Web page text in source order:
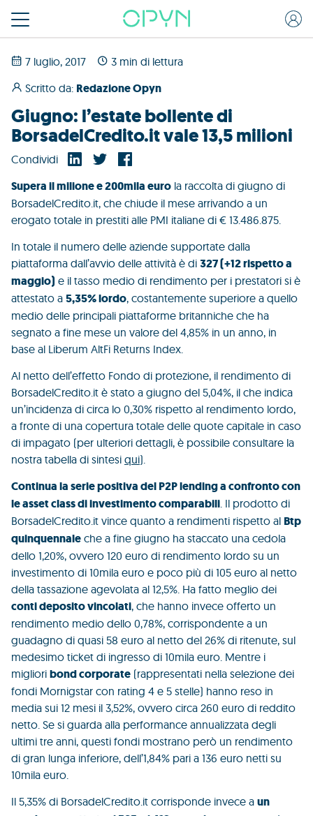
7 luglio, 2017
3 min di lettura
Scritto da: Redazione Opyn
Giugno: l’estate bollente di
BorsadelCredito.it vale 13,5 milioni
Condividi
Supera il milione e 200mila euro la raccolta di giugno di
BorsadelCredito.it, che chiude il mese arrivando a un
erogato totale in prestiti alle PMI italiane di € 13.486.875.
In totale il numero delle aziende supportate dalla
piattaforma dall’avvio delle attività è di 327 (+12 rispetto a
maggio) e il tasso medio di rendimento per i prestatori si è
attestato a 5,35% lordo, costantemente superiore a quello
medio delle principali piattaforme britanniche che ha
segnato a fine mese un valore del 4,85% in un anno, in
base al Liberum AltFi Returns Index.
Al netto dell’effetto Fondo di protezione, il rendimento di
BorsadelCredito.it è stato a giugno del 5,04%, il che indica
un’incidenza di circa lo 0,30% rispetto al rendimento lordo,
a fronte di una copertura totale delle quote capitale in caso
di impagato (per ulteriori dettagli, è possibile consultare la
nostra tabella di sintesi qui).
Continua la serie positiva del P2P lending a confronto con
le asset class di investimento comparabili. Il prodotto di
BorsadelCredito.it vince quanto a rendimenti rispetto al Btp
quinquennale che a fine giugno ha staccato una cedola
dello 1,20%, ovvero 120 euro di rendimento lordo su un
investimento di 10mila euro e poco più di 105 euro al netto
della tassazione agevolata al 12,5%. Ha fatto meglio dei
conti deposito vincolati, che hanno invece offerto un
rendimento medio dello 0,78%, corrispondente a un
guadagno di quasi 58 euro al netto del 26% di ritenute, sul
medesimo ticket di ingresso di 10mila euro. Mentre i
migliori bond corporate (rappresentati nella selezione dei
fondi Mornigstar con rating 4 e 5 stelle) hanno reso in
media sui 12 mesi il 3,52%, ovvero circa 260 euro di reddito
netto. Se si guarda alla performance annualizzata degli
ultimi tre anni, questi fondi mostrano però un rendimento
di gran lunga inferiore, dell’1,84% pari a 136 euro netti su
10mila euro.
Il 5,35% di BorsadelCredito.it corrisponde invece a un